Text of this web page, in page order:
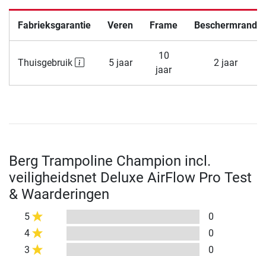
Fabrieksgarantie Veren Frame Beschermrand
Thuisgebruik 5 jaar
10
jaar
2 jaar
Berg Trampoline Champion incl.
veiligheidsnet Deluxe AirFlow Pro Test
& Waarderingen
5
0
4
0
3
0